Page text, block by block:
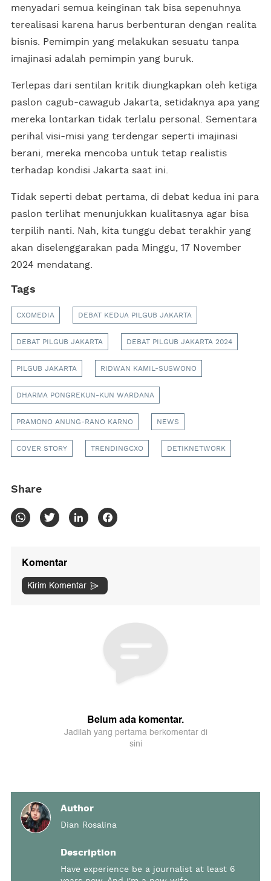
menyadari semua keinginan tak bisa sepenuhnya
terealisasi karena harus berbenturan dengan realita
bisnis. Pemimpin yang melakukan sesuatu tanpa
imajinasi adalah pemimpin yang buruk.
Terlepas dari sentilan kritik diungkapkan oleh ketiga
paslon cagub-cawagub Jakarta, setidaknya apa yang
mereka lontarkan tidak terlalu personal. Sementara
perihal visi-misi yang terdengar seperti imajinasi
berani, mereka mencoba untuk tetap realistis
terhadap kondisi Jakarta saat ini.
Tidak seperti debat pertama, di debat kedua ini para
paslon terlihat menunjukkan kualitasnya agar bisa
terpilih nanti. Nah, kita tunggu debat terakhir yang
akan diselenggarakan pada Minggu, 17 November
2024 mendatang.
Tags
CXOMEDIA DEBAT KEDUA PILGUB JAKARTA
DEBAT PILGUB JAKARTA DEBAT PILGUB JAKARTA 2024
PILGUB JAKARTA RIDWAN KAMIL-SUSWONO
DHARMA PONGREKUN-KUN WARDANA
PRAMONO ANUNG-RANO KARNO NEWS
COVER STORY TRENDINGCXO DETIKNETWORK
Share
Author
Dian Rosalina
Description
Have experience be a journalist at least 6